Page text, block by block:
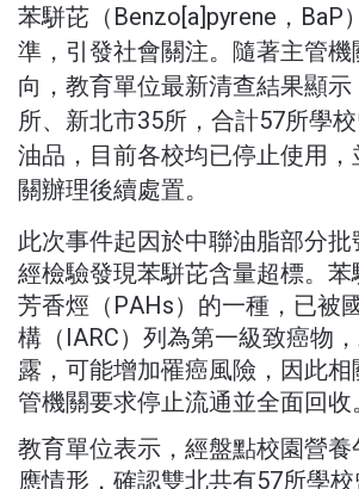
苯駢芘（Benzo[a]pyrene，BaP
準，引發社會關注。隨著主管
向，教育單位最新清查結果顯示
所、新北市35所，合計57所學
油品，目前各校均已停止使用
關辦理後續處置。
此次事件起因於中聯油脂部分
經檢驗發現苯駢芘含量超標。
芳香烴（PAHs）的一種，已被
構（IARC）列為第一級致癌物
露，可能增加罹癌風險，因此
管機關要求停止流通並全面回收
教育單位表示，經盤點校園營
應情形，確認雙北共有57所學